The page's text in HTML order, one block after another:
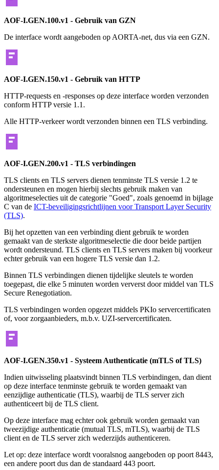
AOF-I.GEN.100.v1 - Gebruik van GZN
De interface wordt aangeboden op AORTA-net, dus via een GZN.
AOF-I.GEN.150.v1 - Gebruik van HTTP
HTTP-requests en -responses op deze interface worden verzonden
conform HTTP versie 1.1.
Alle HTTP-verkeer wordt verzonden binnen een TLS verbinding.
AOF-I.GEN.200.v1 - TLS verbindingen
TLS clients en TLS servers dienen tenminste TLS versie 1.2 te
ondersteunen en mogen hierbij slechts gebruik maken van
algoritmeselecties uit de categorie "Goed", zoals genoemd in bijlage
C van de ICT-beveiligingsrichtlijnen voor Transport Layer Security
(TLS).
Bij het opzetten van een verbinding dient gebruik te worden
gemaakt van de sterkste algoritmeselectie die door beide partijen
wordt ondersteund. TLS clients en TLS servers maken bij voorkeur
echter gebruik van een hogere TLS versie dan 1.2.
Binnen TLS verbindingen dienen tijdelijke sleutels te worden
toegepast, die elke 5 minuten worden ververst door middel van TLS
Secure Renegotiation.
TLS verbindingen worden opgezet middels PKIo servercertificaten
of, voor zorgaanbieders, m.b.v. UZI-servercertificaten.
AOF-I.GEN.350.v1 - Systeem Authenticatie (mTLS of TLS)
Indien uitwisseling plaatsvindt binnen TLS verbindingen, dan dient
op deze interface tenminste gebruik te worden gemaakt van
eenzijdige authenticatie (TLS), waarbij de TLS server zich
authenticeert bij de TLS client.
Op deze interface mag echter ook gebruik worden gemaakt van
tweezijdige authenticatie (mutual TLS, mTLS), waarbij de TLS
client en de TLS server zich wederzijds authenticeren.
Let op: deze interface wordt vooralsnog aangeboden op poort 8443,
een andere poort dus dan de standaard 443 poort.